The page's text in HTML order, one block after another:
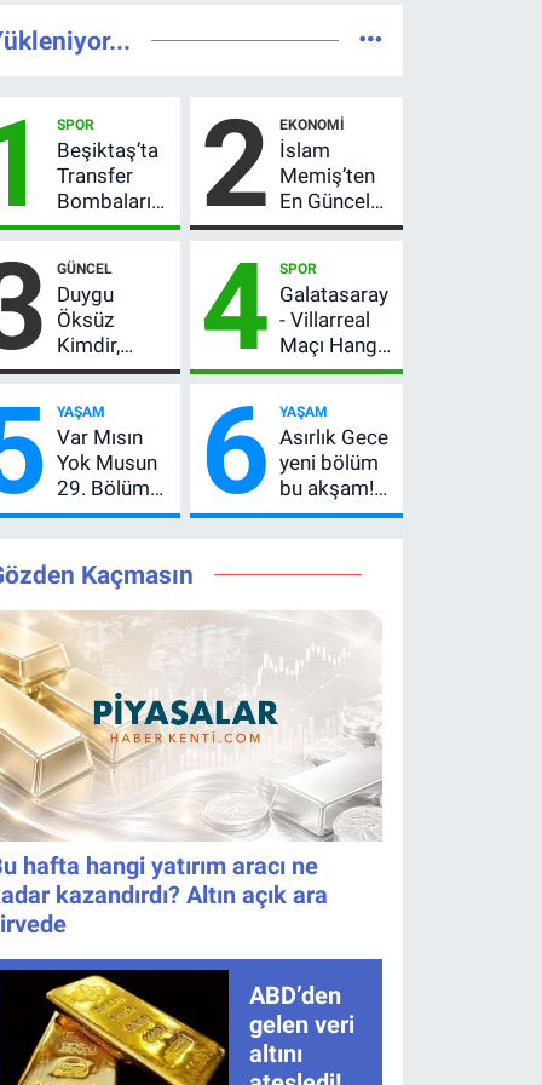
SPOR
Beşiktaş’ta
Transfer
Bombaları
Peş Peşe!
Vlahovic’i
Açıkladı, 5
Yıldız Daha
Listede
2 EKONOMI
İslam
Memiş’ten
En Güncel
Altın
Gram Altın
İçin 6.350
TL Uyarısı,
Yıl Sonu
Beklentisi
Değişmedi
GÜNCEL
Duygu
Öksüz
Kimdir,
Neden
Mersin
Basınının
Acı Kaybı
4 SPOR
Galatasaray
- Villarreal
Maçı Hangi
Kanalda?
Maçı Ne
Zaman, Saat
Kaçta,
Nereden
İzlenir?
YAŞAM
Var Mısın
Yok Musun
29. Bölüm
Ne Zaman?
Değişti, Yeni
Tarih Belli
Oldu!
6 YAŞAM
Asırlık Gece
yeni bölüm
bu akşam!
8. bölüm
Kaçmasın
hafta hangi yatırım aracı ne
kazandırdı? Altın açık ara
ABD’den
gelen veri
altını